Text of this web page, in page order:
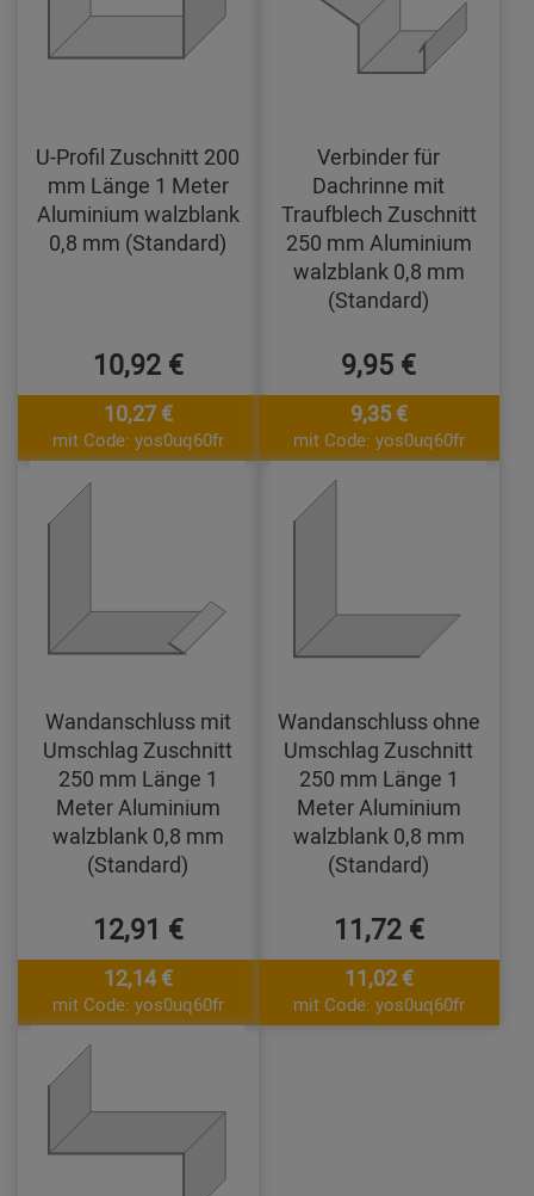
U-Profil Zuschnitt 200
mm Länge 1 Meter
Aluminium walzblank
0,8 mm (Standard)
10,92 €
10,27 €
mit Code: yos0uq60fr
Verbinder für
Dachrinne mit
Traufblech Zuschnitt
250 mm Aluminium
walzblank 0,8 mm
(Standard)
9,95 €
9,35 €
mit Code: yos0uq60fr
Wandanschluss mit
Umschlag Zuschnitt
250 mm Länge 1
Meter Aluminium
walzblank 0,8 mm
(Standard)
12,91 €
12,14 €
mit Code: yos0uq60fr
Wandanschluss ohne
Umschlag Zuschnitt
250 mm Länge 1
Meter Aluminium
walzblank 0,8 mm
(Standard)
11,72 €
11,02 €
mit Code: yos0uq60fr